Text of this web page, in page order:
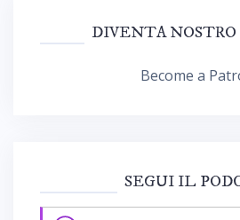
DIVENTA NOSTRO
Become a
SEGUI IL